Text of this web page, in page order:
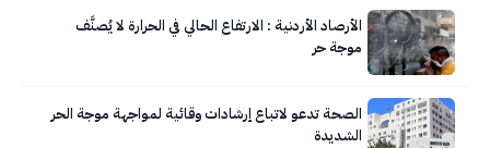
الأرصاد الأردنية : الارتفاع الحالي في الحرارة لا يُصنَّف
موجة حر
الصحة تدعو لاتباع إرشادات وقائية لمواجهة موجة الحر
الشديدة